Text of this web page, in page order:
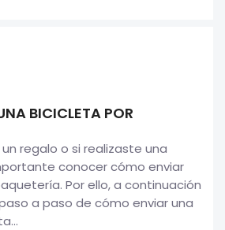
BICICLETA POR
regalo o si realizaste una
conocer cómo enviar
Por ello, a continuación
a paso de cómo enviar una